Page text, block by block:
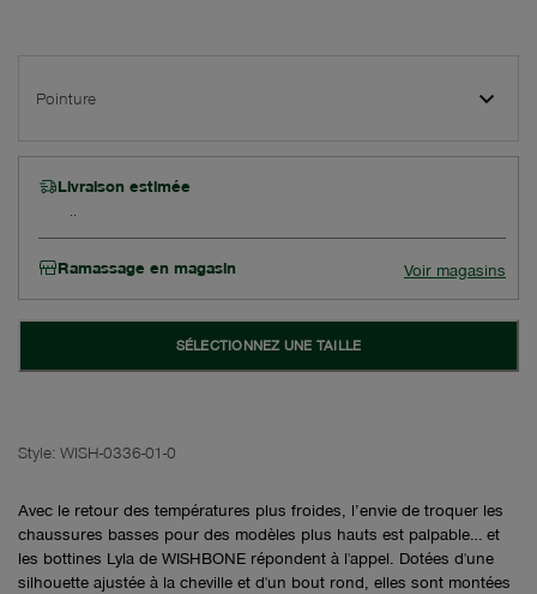
Pointure
Livraison estimée
Ramassage en magasin Voir magasins
SÉLECTIONNEZ UNE TAILLE
Style: WISH-0336-01-0
Avec le retour des températures plus froides, l’envie de troquer les
chaussures basses pour des modèles plus hauts est palpable… et
les bottines Lyla de WISHBONE répondent à l'appel. Dotées d'une
silhouette ajustée à la cheville et d'un bout rond, elles sont montées